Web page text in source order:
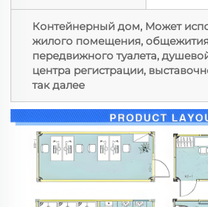
Контейнерный дом, Может
жилого помещения,
передвижного туалета,
центра регистрации,
так далее